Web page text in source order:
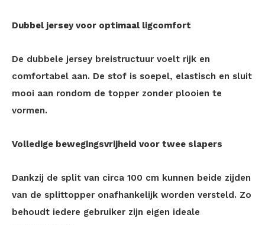
Dubbel jersey voor optimaal ligcomfort
De dubbele jersey breistructuur voelt rijk en
comfortabel aan. De stof is soepel, elastisch en sluit
mooi aan rondom de topper zonder plooien te
vormen.
Volledige bewegingsvrijheid voor twee slapers
Dankzij de split van circa 100 cm kunnen beide zijden
van de splittopper onafhankelijk worden versteld. Zo
behoudt iedere gebruiker zijn eigen ideale